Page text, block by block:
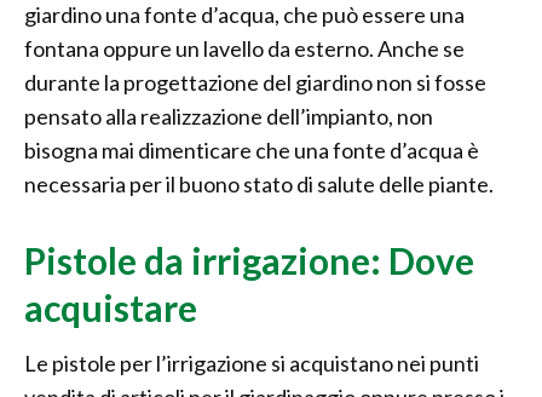
giardino una fonte d’acqua, che può essere una
fontana oppure un lavello da esterno. Anche se
durante la progettazione del giardino non si fosse
pensato alla realizzazione dell’impianto, non
bisogna mai dimenticare che una fonte d’acqua è
necessaria per il buono stato di salute delle piante.
Pistole da irrigazione: Dove
acquistare
Le pistole per l’irrigazione si acquistano nei punti